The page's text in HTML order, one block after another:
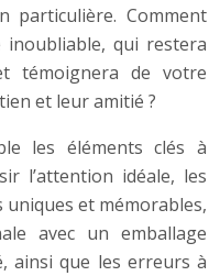
Comment
inoubliable, qui restera
témoignera de votre
et leur amitié ?
les éléments clés à
l’attention idéale, les
et mémorables,
avec un emballage
ainsi que les erreurs à